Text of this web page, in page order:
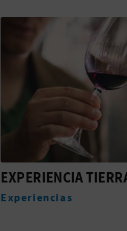
LA HORA DEL
VERMOUTH